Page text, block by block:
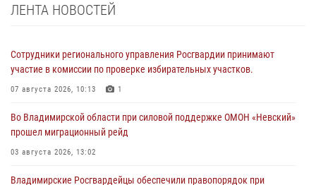
ЛЕНТА НОВОСТЕЙ
Сотрудники регионального управления Росгвардии принимают
участие в комиссии по проверке избирательных участков.
07 августа 2026, 10:13 1
Во Владимирской области при силовой поддержке ОМОН «Невский»
прошел миграционный рейд
03 августа 2026, 13:02
Владимирские Росгвардейцы обеспечили правопорядок при